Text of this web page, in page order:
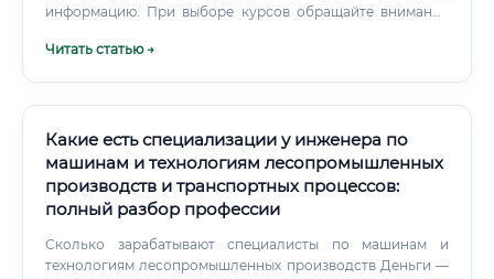
информацию. При выборе курсов обращайте внимание
Не менее 70% учебного времени должно быть отведено
Читать статью →
Какие есть специализации у инженера по
машинам и технологиям лесопромышленных
производств и транспортных процессов:
полный разбор профессии
Сколько зарабатывают специалисты по машинам и
технологиям лесопромышленных производств Деньги —